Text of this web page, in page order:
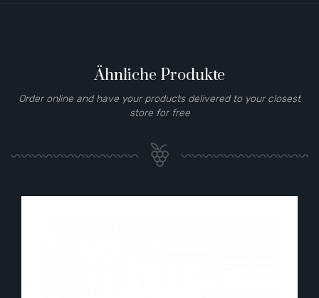
Ähnliche Produkte
Order online and have your products delivered to your closest
store for free